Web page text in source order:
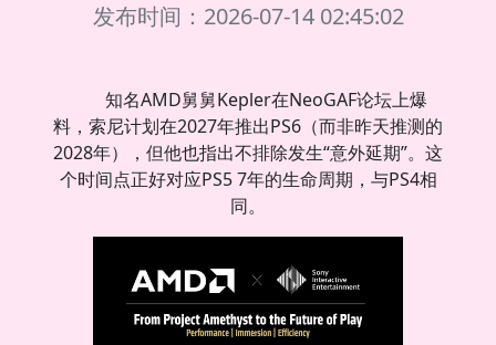
发布时间：2026-07-14 02:45:02
知名AMD舅舅Kepler在NeoGAF论坛上爆
料，索尼计划在2027年推出PS6（而非昨天推测的
2028年），但他也指出不排除发生“意外延期”。这
个时间点正好对应PS5 7年的生命周期，与PS4相
同。